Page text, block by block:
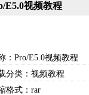
E5.0视频教程
：Pro/E5.0视频教程
分类：视频教程
格式：rar